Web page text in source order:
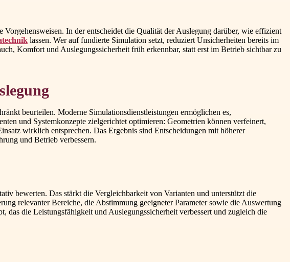
In der entscheidet die Qualität der Auslegung darüber, wie effizient
lassen. Wer auf fundierte Simulation setzt, reduziert Unsicherheiten bereits im
Komfort und Auslegungssicherheit früh erkennbar, statt erst im Betrieb sichtbar zu
beurteilen. Moderne Simulationsdienstleistungen ermöglichen es,
und Systemkonzepte zielgerichtet optimieren: Geometrien können verfeinert,
wirklich entsprechen. Das Ergebnis sind Entscheidungen mit höherer
und Betrieb verbessern.
bewerten. Das stärkt die Vergleichbarkeit von Varianten und unterstützt die
relevanter Bereiche, die Abstimmung geeigneter Parameter sowie die Auswertung
die Leistungsfähigkeit und Auslegungssicherheit verbessert und zugleich die